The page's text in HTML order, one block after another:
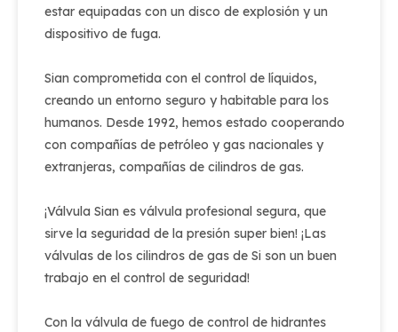
estar equipadas con un disco de explosión y un
dispositivo de fuga.
Sian comprometida con el control de líquidos,
creando un entorno seguro y habitable para los
humanos. Desde 1992, hemos estado cooperando
con compañías de petróleo y gas nacionales y
extranjeras, compañías de cilindros de gas.
¡Válvula Sian es válvula profesional segura, que
sirve la seguridad de la presión super bien! ¡Las
válvulas de los cilindros de gas de Si son un buen
trabajo en el control de seguridad!
Con la válvula de fuego de control de hidrantes